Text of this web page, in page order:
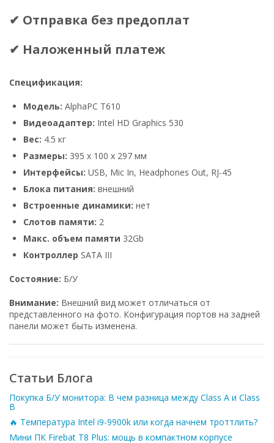
✔ Отправка без предоплат
✔ Наложенный платеж
Спецификация:
Модель: AlphaPC T610
Видеоадаптер: Intel HD Graphics 530
Вес: 4.5 кг
Размеры: 395 x 100 x 297 мм
Интерфейсы: USB, Mic In, Headphones Out, RJ-45
Блока питания: внешний
Встроенные динамики: нет
Слотов памяти: 2
Макс. объем памяти 32Gb
Контроллер SATA III
Состояние: Б/У
Внимание: Внешний вид может отличаться от
представленного на фото. Конфигурация портов на задней
панели может быть изменена.
Статьи Блога
Покупка Б/У монитора: В чем разница между Class A и Class
B
🔥 Температура Intel i9-9900k или когда начнем троттлить?
Мини ПК Firebat T8 Plus: мощь в компактном корпусе